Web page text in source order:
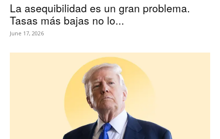
La asequibilidad es un gran problema.
Tasas más bajas no lo...
June 17, 2026